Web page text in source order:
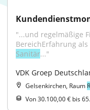
"...und regelmäßige
Sanitär..."
VDK Groep
Gelsenkirchen, Raum
Von 30.100,00 € bis